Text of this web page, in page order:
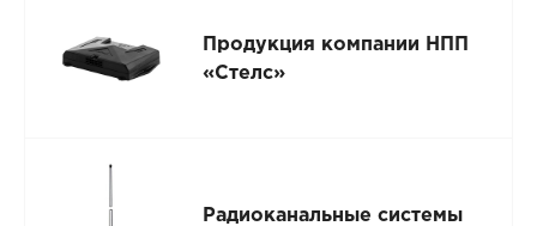
Продукция компании НПП
«Стелс»
Радиоканальные системы